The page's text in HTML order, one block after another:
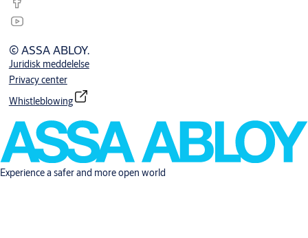
© ASSA ABLOY.
Juridisk meddelelse
Privacy center
Whistleblowing
Experience a safer and more open world